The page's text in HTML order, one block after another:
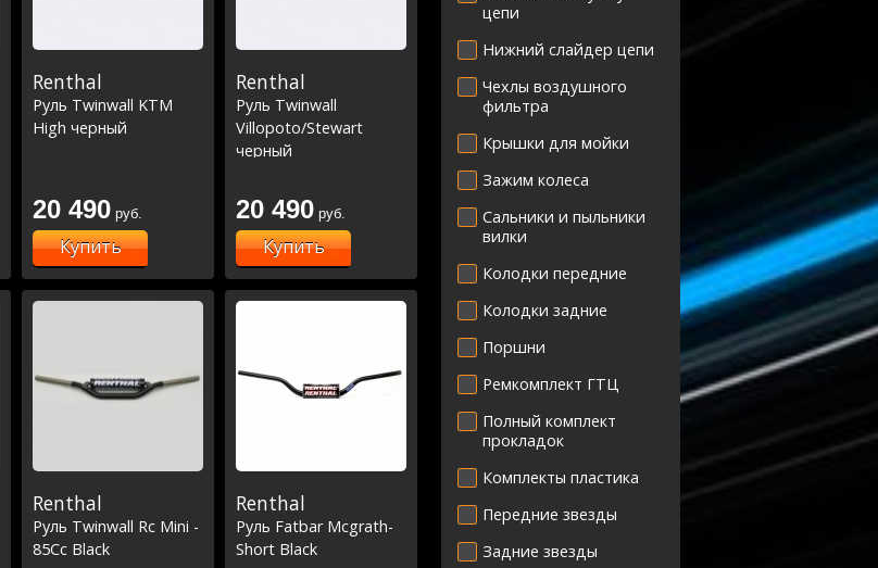
Renthal
Руль Twinwall KTM
High черный
20 490 руб.
Купить
Renthal
Руль Twinwall
Villopoto/Stewart
черный
20 490 руб.
Купить
Renthal
Руль Twinwall Rc Mini -
85Cc Black
Renthal
Руль Fatbar Mcgrath-
Short Black
цепи
Нижний слайдер цепи
Чехлы воздушного
фильтра
Крышки для мойки
Зажим колеса
Сальники и пыльники
вилки
Колодки передние
Колодки задние
Поршни
Ремкомплект ГТЦ
Полный комплект
прокладок
Комплекты пластика
Передние звезды
Задние звезды